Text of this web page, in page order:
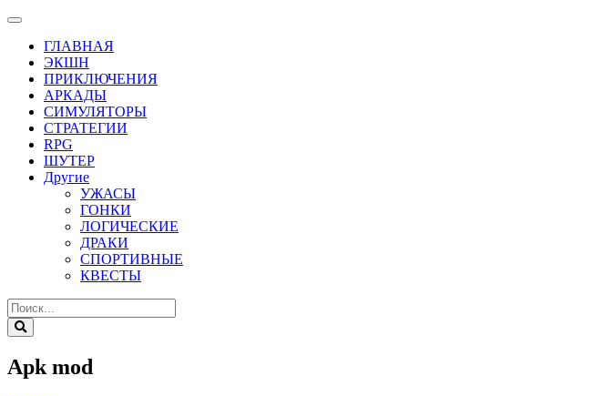
ГЛАВНАЯ
ЭКШН
ПРИКЛЮЧЕНИЯ
АРКАДЫ
СИМУЛЯТОРЫ
СТРАТЕГИИ
RPG
ШУТЕР
Другие
УЖАСЫ
ГОНКИ
ЛОГИЧЕСКИЕ
ДРАКИ
СПОРТИВНЫЕ
КВЕСТЫ
Apk mod